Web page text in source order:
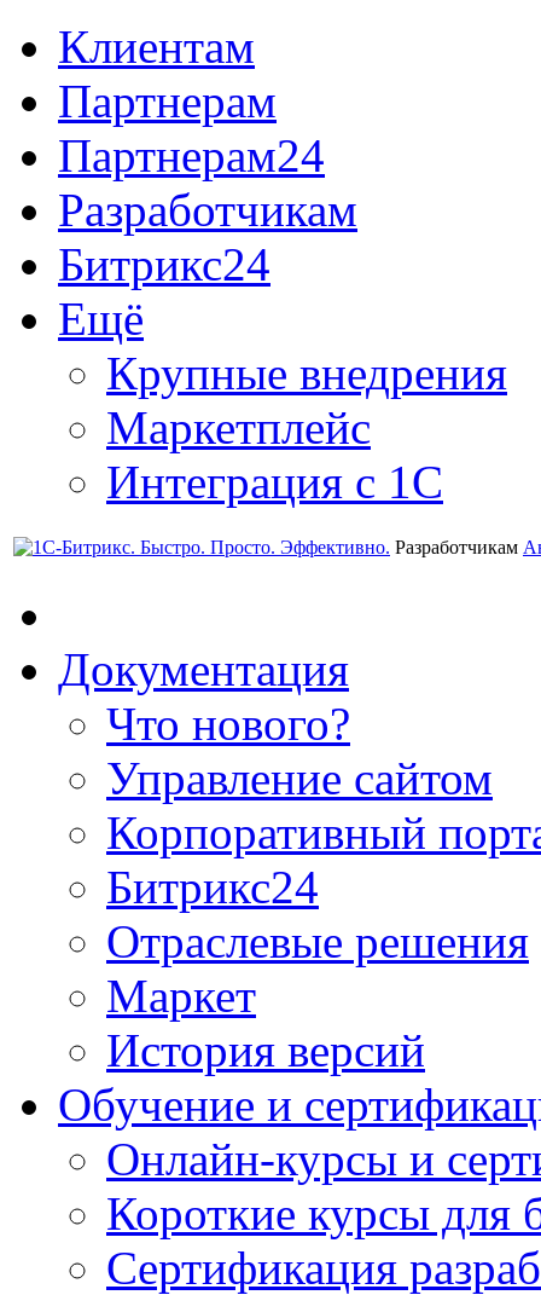
Клиентам
Партнерам
Партнерам24
Разработчикам
Битрикс24
Ещё
Крупные внедрения
Маркетплейс
Интеграция с 1С
Разработчикам
Документация
Что нового?
Управление сайтом
Корпоративный
Битрикс24
Отраслевые решения
Маркет
История версий
Обучение и
Онлайн-курсы и
Короткие курсы для
Сертификация